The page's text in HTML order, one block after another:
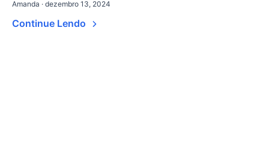
Amanda · dezembro 13, 2024
Continue Lendo